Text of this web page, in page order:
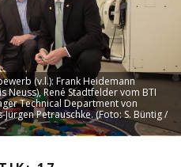
(v.l.): Frank Heidemann
Neuss), René Stadtfelder vom BTI
Technical Department von
Petrauschke. (Foto: S. Büntig /